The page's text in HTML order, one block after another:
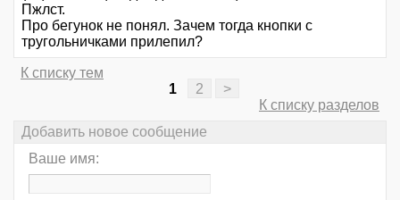
Пжлст.
Про бегунок не понял. Зачем тогда кнопки с
тругольничками прилепил?
К списку тем
1
2
>
К списку разделов
Добавить новое сообщение
Ваше имя: